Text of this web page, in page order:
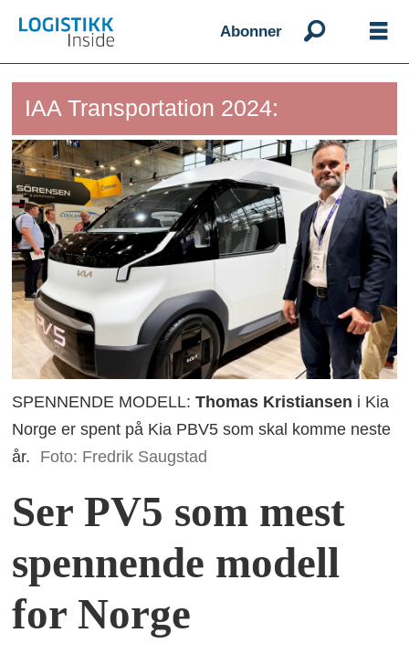
Abonner
IAA Transportation 2024:
SPENNENDE MODELL:Thomas Kristiansen i Kia
Norge er spent på Kia PBV5 som skal komme neste
år.
Foto: Fredrik Saugstad
Ser PV5 som mest
spennende modell
for Norge